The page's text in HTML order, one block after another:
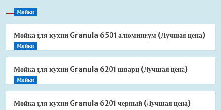
Мойки
Мойка для кухни Granula 6501 алюминиум (Лучшая цена)
Мойки
Мойка для кухни Granula 6201 шварц (Лучшая цена)
Мойки
Мойка для кухни Granula 6201 черный (Лучшая цена)